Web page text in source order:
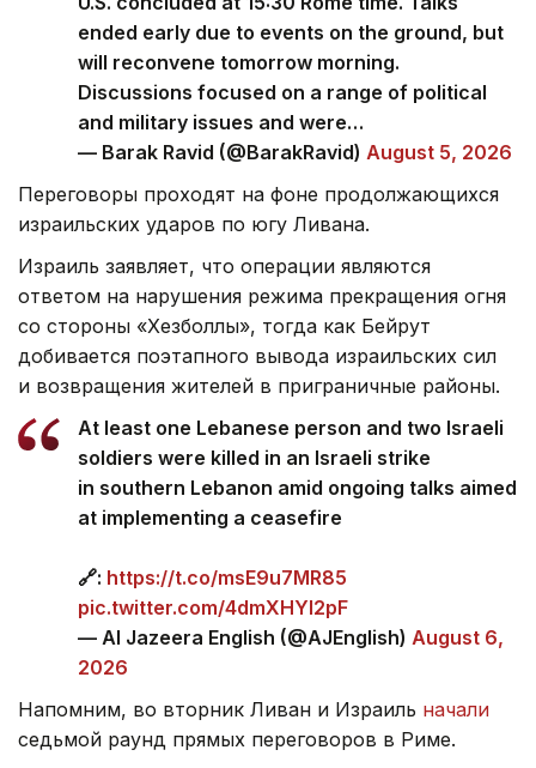
ended early due to events on the ground, but
will reconvene tomorrow morning.
Discussions focused on a range of political
and military issues and were…
— Barak Ravid (@BarakRavid) August 5, 2026
Переговоры проходят на фоне продолжающихся
израильских ударов по югу Ливана.
Израиль заявляет, что операции являются
ответом на нарушения режима прекращения огня
со стороны «Хезболлы», тогда как Бейрут
добивается поэтапного вывода израильских сил
и возвращения жителей в приграничные районы.
At least one Lebanese person and two Israeli
soldiers were killed in an Israeli strike
in southern Lebanon amid ongoing talks aimed
at implementing a ceasefire
🔗: https://t.co/msE9u7MR85
pic.twitter.com/4dmXHYl2pF
— Al Jazeera English (@AJEnglish) August 6,
2026
Напомним, во вторник Ливан и Израиль начали
седьмой раунд прямых переговоров в Риме.